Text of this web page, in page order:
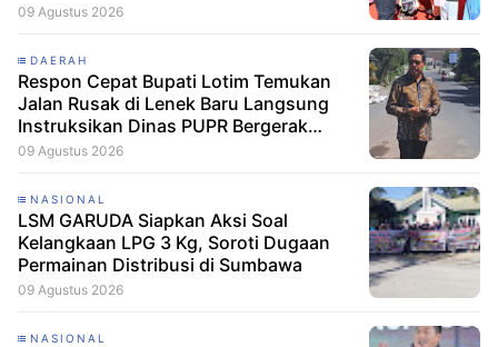
09 Agustus 2026
DAERAH
Respon Cepat Bupati Lotim Temukan
Jalan Rusak di Lenek Baru Langsung
Instruksikan Dinas PUPR Bergerak
Cepat
09 Agustus 2026
NASIONAL
LSM GARUDA Siapkan Aksi Soal
Kelangkaan LPG 3 Kg, Soroti Dugaan
Permainan Distribusi di Sumbawa
09 Agustus 2026
NASIONAL